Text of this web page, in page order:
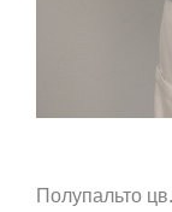
Полупальто